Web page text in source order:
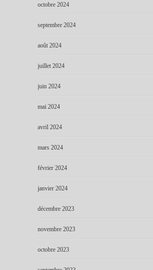
octobre 2024
septembre 2024
août 2024
juillet 2024
juin 2024
mai 2024
avril 2024
mars 2024
février 2024
janvier 2024
décembre 2023
novembre 2023
octobre 2023